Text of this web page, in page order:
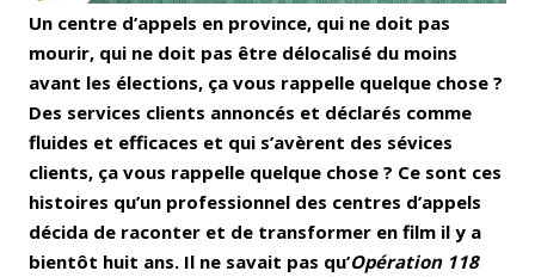
Un centre d’appels en province, qui ne doit pas
mourir, qui ne doit pas être délocalisé du moins
avant les élections, ça vous rappelle quelque chose ?
Des services clients annoncés et déclarés comme
fluides et efficaces et qui s’avèrent des sévices
clients, ça vous rappelle quelque chose ? Ce sont ces
histoires qu’un professionnel des centres d’appels
décida de raconter et de transformer en film il y a
bientôt huit ans. Il ne savait pas qu’Opération 118